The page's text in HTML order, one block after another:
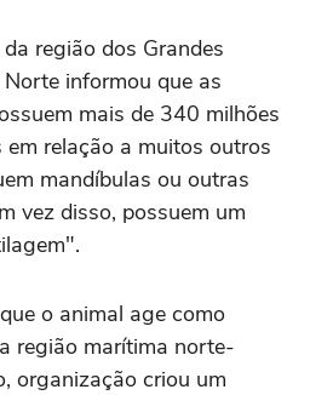
região dos Grandes
informou que as
mais de 340 milhões
em relação a muitos outros
mandíbulas ou outras
vez disso, possuem um
o animal age como
região marítima norte-
organização criou um